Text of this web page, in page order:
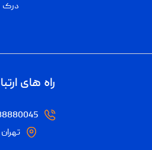
درک
راه های
تهران